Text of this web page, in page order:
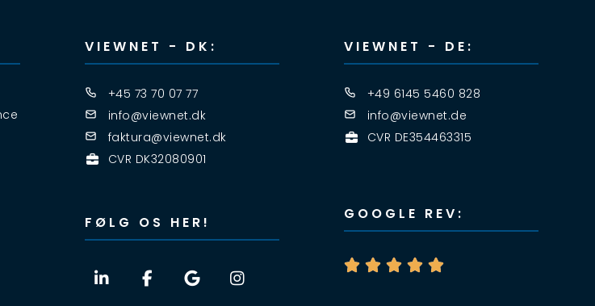
VIEWNET - DK:
+45 73 70 07 77
info@viewnet.dk
faktura@viewnet.dk
CVR DK32080901
FØLG OS HER!
VIEWNET - DE:
+49 6145 5460 828
info@viewnet.de
CVR DE354463315
GOOGLE REV:
    